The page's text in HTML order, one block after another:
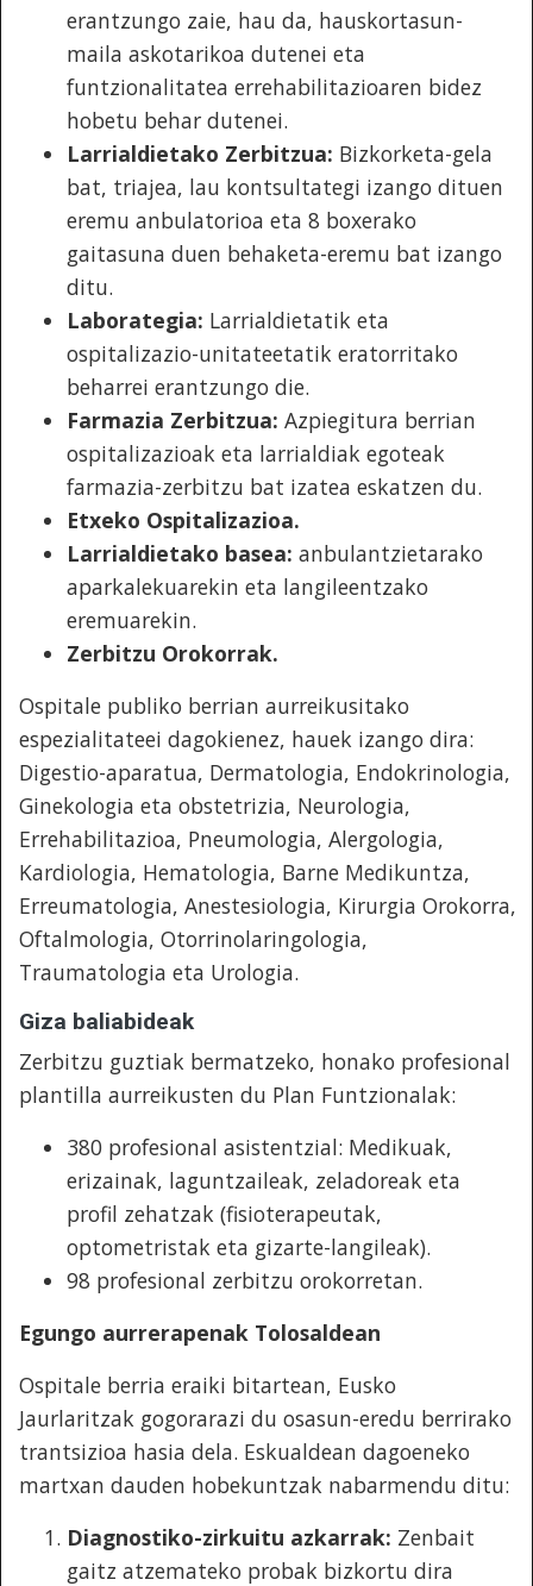
erantzungo zaie, hau da, hauskortasun-
maila askotarikoa dutenei eta
funtzionalitatea errehabilitazioaren bidez
hobetu behar dutenei.
Larrialdietako Zerbitzua: Bizkorketa-gela
bat, triajea, lau kontsultategi izango dituen
eremu anbulatorioa eta 8 boxerako
gaitasuna duen behaketa-eremu bat izango
ditu.
Laborategia: Larrialdietatik eta
ospitalizazio-unitateetatik eratorritako
beharrei erantzungo die.
Farmazia Zerbitzua: Azpiegitura berrian
ospitalizazioak eta larrialdiak egoteak
farmazia-zerbitzu bat izatea eskatzen du.
Etxeko Ospitalizazioa.
Larrialdietako basea: anbulantzietarako
aparkalekuarekin eta langileentzako
eremuarekin.
Zerbitzu Orokorrak.
Ospitale publiko berrian aurreikusitako
espezialitateei dagokienez, hauek izango dira:
Digestio-aparatua, Dermatologia, Endokrinologia,
Ginekologia eta obstetrizia, Neurologia,
Errehabilitazioa, Pneumologia, Alergologia,
Kardiologia, Hematologia, Barne Medikuntza,
Erreumatologia, Anestesiologia, Kirurgia Orokorra,
Oftalmologia, Otorrinolaringologia,
Traumatologia eta Urologia.
Giza baliabideak
Zerbitzu guztiak bermatzeko, honako profesional
plantilla aurreikusten du Plan Funtzionalak:
380 profesional asistentzial: Medikuak,
erizainak, laguntzaileak, zeladoreak eta
profil zehatzak (fisioterapeutak,
optometristak eta gizarte-langileak).
98 profesional zerbitzu orokorretan.
Egungo aurrerapenak Tolosaldean
Ospitale berria eraiki bitartean, Eusko
Jaurlaritzak gogorarazi du osasun-eredu berrirako
trantsizioa hasia dela. Eskualdean dagoeneko
martxan dauden hobekuntzak nabarmendu ditu:
Diagnostiko-zirkuitu azkarrak: Zenbait
gaitz atzemateko probak bizkortu dira